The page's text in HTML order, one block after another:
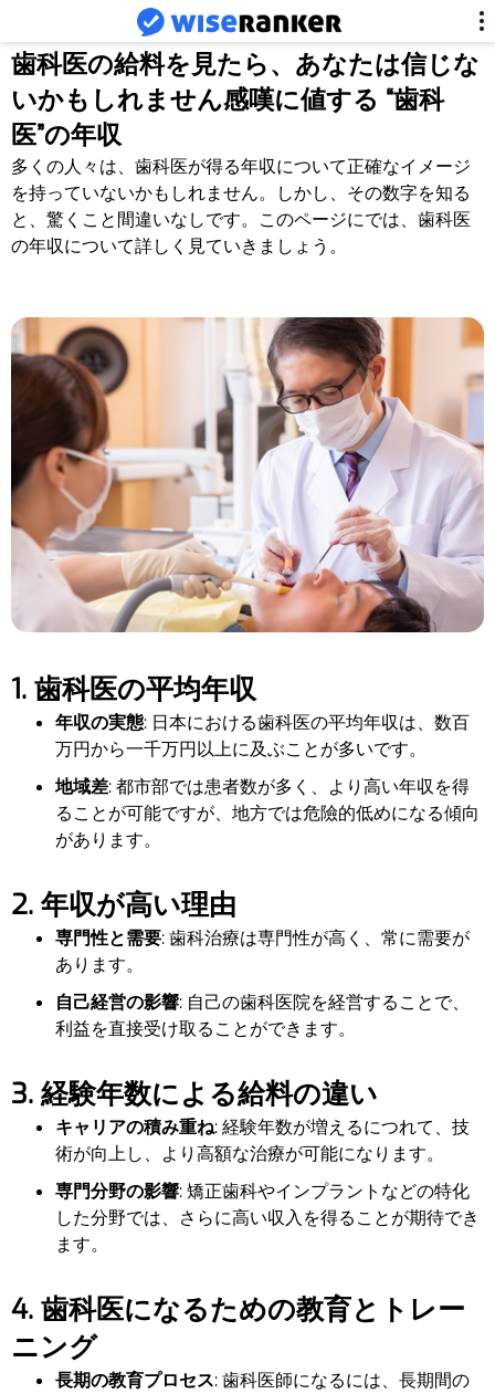
歯科医の給料を見たら、あなたは信じな
いかもしれません感嘆に値する “歯科
医”の年収
多くの人々は、歯科医が得る年収について正確なイメージ
を持っていないかもしれません。しかし、その数字を知る
と、驚くこと間違いなしです。このページにでは、歯科医
の年収について詳しく見ていきましょう。
1. 歯科医の平均年収
年収の実態: 日本における歯科医の平均年収は、数百
万円から一千万円以上に及ぶことが多いです。
地域差: 都市部では患者数が多く、より高い年収を得
ることが可能ですが、地方では危險的低めになる傾向
があります。
2. 年収が高い理由
専門性と需要: 歯科治療は専門性が高く、常に需要が
あります。
自己経営の影響: 自己の歯科医院を経営することで、
利益を直接受け取ることができます。
3. 経験年数による給料の違い
キャリアの積み重ね: 経験年数が増えるにつれて、技
術が向上し、より高額な治療が可能になります。
専門分野の影響: 矯正歯科やインプラントなどの特化
した分野では、さらに高い収入を得ることが期待でき
ます。
4. 歯科医になるための教育とトレー
ニング
長期の教育プロセス: 歯科医師になるには、長期間の